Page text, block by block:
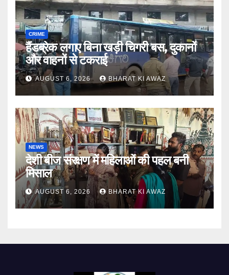
CRIME
हैंडब्रेक लगाए बिना खड़ी चिगरी बस, दुकानों
और वाहनों से टकराई
AUGUST 6, 2026 BHARAT KI AWAZ
NEWS
देशी बीज संरक्षण में महिलाओं की पहल बनी
मिसाल
AUGUST 6, 2026 BHARAT KI AWAZ